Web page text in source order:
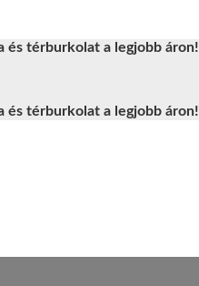
és térburkolat a legjobb áron!
és térburkolat a legjobb áron!